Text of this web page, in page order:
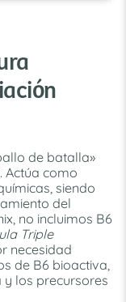
de batalla»
Actúa como
siendo
del
no incluimos B6
Triple
necesidad
de B6 bioactiva,
y los precursores